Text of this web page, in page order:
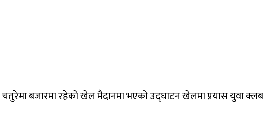
चतुरेमाबजारमारहेकोखेलमैदानमाभएकोउद्घाटनखेलमाप्रयासयुवाक्लब